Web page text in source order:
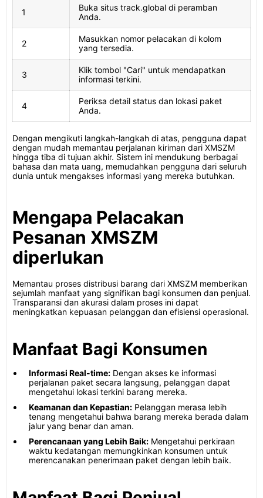
1
Buka situs track.global di peramban
Anda.
2
Masukkan nomor pelacakan di kolom
yang tersedia.
3
Klik tombol "Cari" untuk mendapatkan
informasi terkini.
4
Periksa detail status dan lokasi paket
Anda.
Dengan mengikuti langkah-langkah di atas, pengguna dapat
dengan mudah memantau perjalanan kiriman dari XMSZM
hingga tiba di tujuan akhir. Sistem ini mendukung berbagai
bahasa dan mata uang, memudahkan pengguna dari seluruh
dunia untuk mengakses informasi yang mereka butuhkan.
Mengapa Pelacakan
Pesanan XMSZM
diperlukan
Memantau proses distribusi barang dari XMSZM memberikan
sejumlah manfaat yang signifikan bagi konsumen dan penjual.
Transparansi dan akurasi dalam proses ini dapat
meningkatkan kepuasan pelanggan dan efisiensi operasional.
Manfaat Bagi Konsumen
Informasi Real-time: Dengan akses ke informasi
perjalanan paket secara langsung, pelanggan dapat
mengetahui lokasi terkini barang mereka.
Keamanan dan Kepastian: Pelanggan merasa lebih
tenang mengetahui bahwa barang mereka berada dalam
jalur yang benar dan aman.
Perencanaan yang Lebih Baik: Mengetahui perkiraan
waktu kedatangan memungkinkan konsumen untuk
merencanakan penerimaan paket dengan lebih baik.